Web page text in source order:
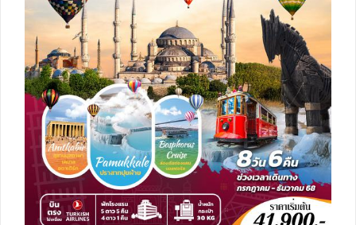
ทัวร์สวิตเซอร์แลนด์
ทัวร์พม่า
ทัวร์ลาว
ทัวร์มัลดีฟส์
ทัวร์เวียดนาม